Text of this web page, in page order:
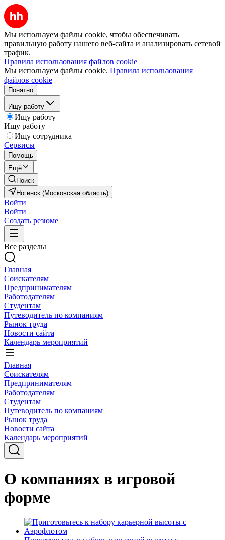
Мы используем файлы cookie, чтобы обеспечивать
правильную работу нашего веб-сайта и анализировать сетевой
трафик.
Правила использования файлов cookie
Мы используем файлы cookie. Правила использования
файлов cookie
Понятно
Ищу работу
Ищу работу
Ищу работу
Ищу сотрудника
Сервисы
Помощь
Ещё
Поиск
Ногинск (Московская область)
Войти
Войти
Создать резюме
Все разделы
Главная
Соискателям
Предпринимателям
Работодателям
Студентам
Путеводитель по компаниям
Рынок труда
Новости сайта
Календарь мероприятий
Главная
Соискателям
Предпринимателям
Работодателям
Студентам
Путеводитель по компаниям
Рынок труда
Новости сайта
Календарь мероприятий
О компаниях в игровой
форме